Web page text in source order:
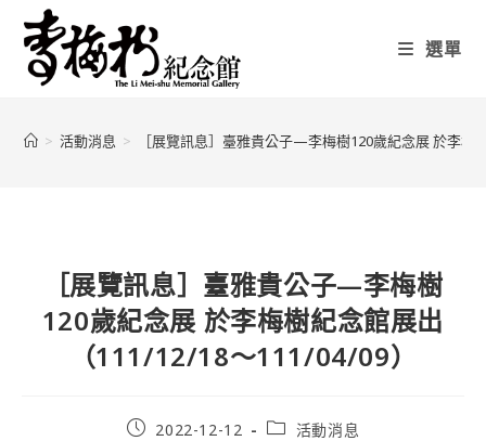
選單
> 活動消息 > ［展覽訊息］臺雅貴公子—李梅樹120歲紀念展 於李
［展覽訊息］臺雅貴公子—李梅樹
120歲紀念展 於李梅樹紀念館展出
（111/12/18～111/04/09）
2022-12-12 活動消息